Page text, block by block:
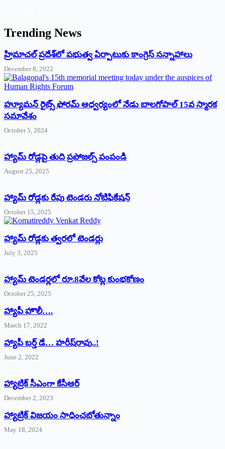
Trending News
‌హ్రిమాచల్‌ ‌ప్రదేశ్‌లో పభుత్వ ఏర్పాటుకు కాంగ్రెస్‌ ‌సన్నాహాలు
December 8, 2022
హ్యూమన్‌ రైట్స్‌ ఫోరమ్‌ ఆధ్వర్యంలో నేడు బాలగోపాల్‌ 15వ స్మారక
సమావేశం
October 5, 2024
హ్యామ్‌ రోడ్లపై తుది ప్రపోజల్స్‌ పంపండి
August 25, 2025
హ్యామ్‌ రోడ్లకు రేపు టెండరు నోటిఫికేషన్‌
October 15, 2025
హ్యామ్‌ రోడ్లకు త్వరలో టెండర్లు
July 3, 2025
హ్యామ్‌ ‌టెండర్లలో రూ.8వేల కోట్ల కుంభకోణం
October 25, 2025
హ్యాపీ హొలీ….
March 17, 2022
హ్యాపీ బర్త్ ‌డే… హరీష్‌రావు..!
June 2, 2022
హ్యాట్రిక్‌ ‌సీఎంగా కేసీఆర్‌
December 2, 2023
హ్యాట్రిక్‌ విజయం సాధించబోతున్నాం
May 18, 2024